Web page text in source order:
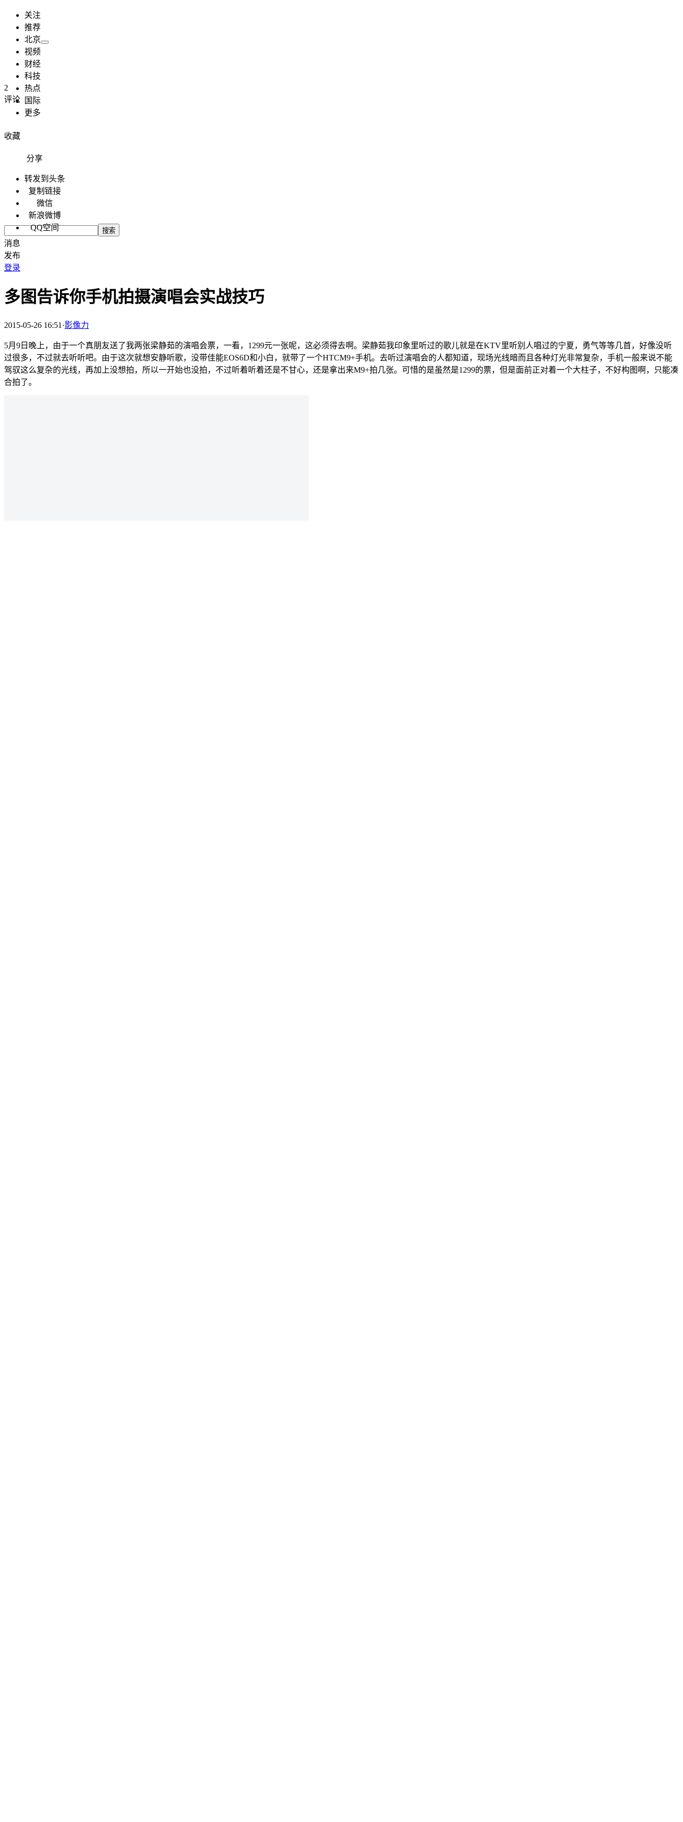
关注
推荐
北京
视频
财经
科技
热点
国际
更多
搜索
消息
发布
登录
2
评论
收藏
分享
转发到头条
复制链接
微信
新浪微博
QQ空间
多图告诉你手机拍摄演唱会实战技巧
2015-05-26 16:51 ·影像力
5月9日晚上，由于一个真朋友送了我两张梁静茹的演唱会票，一看，1299元一张呢，这必须得去啊。梁静茹我印象里听过的歌儿就是在KTV里听别人唱过的宁夏，勇气等等几首，好像没听
过很多，不过就去听听吧。由于这次就想安静听歌，没带佳能EOS6D和小白，就带了一个HTCM9+手机。去听过演唱会的人都知道，现场光线暗而且各种灯光非常复杂，手机一般来说不能
驾驭这么复杂的光线，再加上没想拍，所以一开始也没拍，不过听着听着还是不甘心，还是拿出来M9+拍几张。可惜的是虽然是1299的票，但是面前正对着一个大柱子，不好构图啊，只能凑
合拍了。